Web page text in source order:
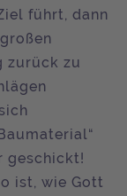
führt, dann
zurück zu
geschickt!
ist, wie Gott